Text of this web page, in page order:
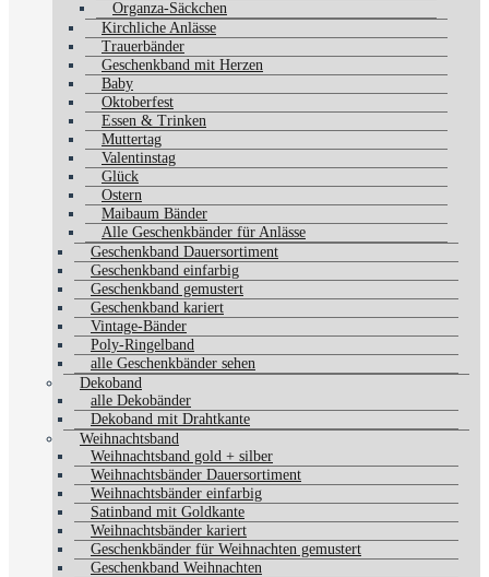
Organza-Säckchen
Kirchliche Anlässe
Trauerbänder
Geschenkband mit Herzen
Baby
Oktoberfest
Essen & Trinken
Muttertag
Valentinstag
Glück
Ostern
Maibaum Bänder
Alle Geschenkbänder für Anlässe
Geschenkband Dauersortiment
Geschenkband einfarbig
Geschenkband gemustert
Geschenkband kariert
Vintage-Bänder
Poly-Ringelband
alle Geschenkbänder sehen
Dekoband
alle Dekobänder
Dekoband mit Drahtkante
Weihnachtsband
Weihnachtsband gold + silber
Weihnachtsbänder Dauersortiment
Weihnachtsbänder einfarbig
Satinband mit Goldkante
Weihnachtsbänder kariert
Geschenkbänder für Weihnachten gemustert
Geschenkband Weihnachten